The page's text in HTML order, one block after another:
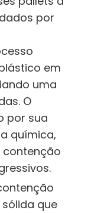
por
em
uma
O
por sua
química,
que